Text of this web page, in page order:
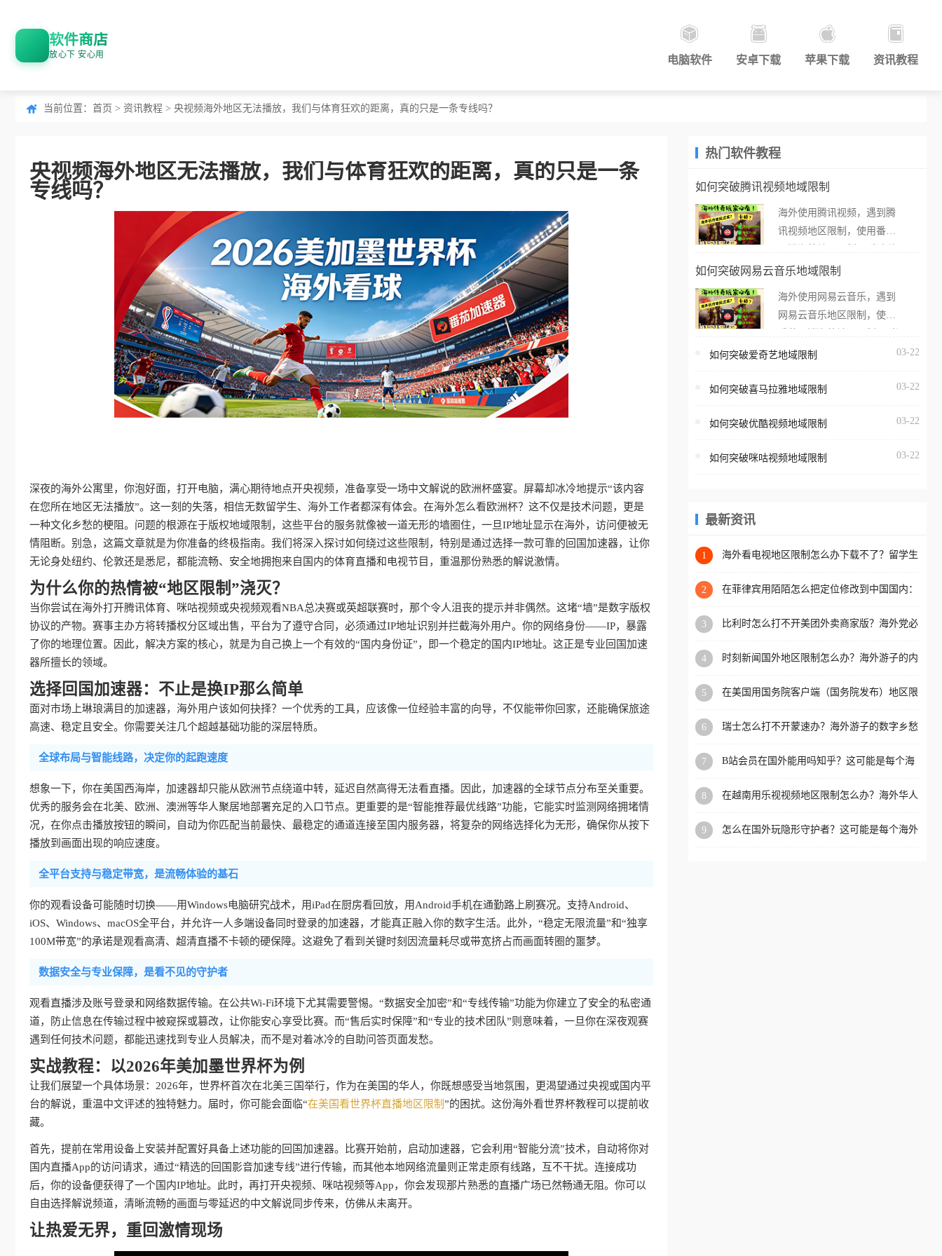
软件商店
放心下 安心用 电脑软件 安卓下载 苹果下载 资讯教程
当前位置： 首页 > 资讯教程 > 央视频海外地区无法播放，我们与体育狂欢的距离，真的只是一条专线吗？
央视频海外地区无法播放，我们与体育狂欢的距离，真的只是一条
专线吗？
深夜的海外公寓里，你泡好面，打开电脑，满心期待地点开央视频，准备享受一场中文解说的欧洲杯盛宴。屏幕却冰冷地提示“该内容
在您所在地区无法播放”。这一刻的失落，相信无数留学生、海外工作者都深有体会。在海外怎么看欧洲杯？这不仅是技术问题，更是
一种文化乡愁的梗阻。问题的根源在于版权地域限制，这些平台的服务就像被一道无形的墙圈住，一旦IP地址显示在海外，访问便被无
情阻断。别急，这篇文章就是为你准备的终极指南。我们将深入探讨如何绕过这些限制，特别是通过选择一款可靠的回国加速器，让你
无论身处纽约、伦敦还是悉尼，都能流畅、安全地拥抱来自国内的体育直播和电视节目，重温那份熟悉的解说激情。
为什么你的热情被“地区限制”浇灭？
当你尝试在海外打开腾讯体育、咪咕视频或央视频观看NBA总决赛或英超联赛时，那个令人沮丧的提示并非偶然。这堵“墙”是数字版权
协议的产物。赛事主办方将转播权分区域出售，平台为了遵守合同，必须通过IP地址识别并拦截海外用户。你的网络身份——IP，暴露
了你的地理位置。因此，解决方案的核心，就是为自己换上一个有效的“国内身份证”，即一个稳定的国内IP地址。这正是专业回国加速
器所擅长的领域。
选择回国加速器：不止是换IP那么简单
面对市场上琳琅满目的加速器，海外用户该如何抉择？一个优秀的工具，应该像一位经验丰富的向导，不仅能带你回家，还能确保旅途
高速、稳定且安全。你需要关注几个超越基础功能的深层特质。
全球布局与智能线路，决定你的起跑速度
想象一下，你在美国西海岸，加速器却只能从欧洲节点绕道中转，延迟自然高得无法看直播。因此，加速器的全球节点分布至关重要。
优秀的服务会在北美、欧洲、澳洲等华人聚居地部署充足的入口节点。更重要的是“智能推荐最优线路”功能，它能实时监测网络拥堵情
况，在你点击播放按钮的瞬间，自动为你匹配当前最快、最稳定的通道连接至国内服务器，将复杂的网络选择化为无形，确保你从按下
播放到画面出现的响应速度。
全平台支持与稳定带宽，是流畅体验的基石
你的观看设备可能随时切换——用Windows电脑研究战术，用iPad在厨房看回放，用Android手机在通勤路上刷赛况。支持Android、
iOS、Windows、macOS全平台，并允许一人多端设备同时登录的加速器，才能真正融入你的数字生活。此外，“稳定无限流量”和“独享
100M带宽”的承诺是观看高清、超清直播不卡顿的硬保障。这避免了看到关键时刻因流量耗尽或带宽挤占而画面转圈的噩梦。
数据安全与专业保障，是看不见的守护者
观看直播涉及账号登录和网络数据传输。在公共Wi-Fi环境下尤其需要警惕。“数据安全加密”和“专线传输”功能为你建立了安全的私密通
道，防止信息在传输过程中被窥探或篡改，让你能安心享受比赛。而“售后实时保障”和“专业的技术团队”则意味着，一旦你在深夜观赛
遇到任何技术问题，都能迅速找到专业人员解决，而不是对着冰冷的自助问答页面发愁。
实战教程：以2026年美加墨世界杯为例
让我们展望一个具体场景：2026年，世界杯首次在北美三国举行，作为在美国的华人，你既想感受当地氛围，更渴望通过央视或国内平
台的解说，重温中文评述的独特魅力。届时，你可能会面临“在美国看世界杯直播地区限制”的困扰。这份海外看世界杯教程可以提前收
藏。
首先，提前在常用设备上安装并配置好具备上述功能的回国加速器。比赛开始前，启动加速器，它会利用“智能分流”技术，自动将你对
国内直播App的访问请求，通过“精选的回国影音加速专线”进行传输，而其他本地网络流量则正常走原有线路，互不干扰。连接成功
后，你的设备便获得了一个国内IP地址。此时，再打开央视频、咪咕视频等App，你会发现那片熟悉的直播广场已然畅通无阻。你可以
自由选择解说频道，清晰流畅的画面与零延迟的中文解说同步传来，仿佛从未离开。
让热爱无界，重回激情现场
热门软件教程
如何突破腾讯视频地域限制
海外使用腾讯视频，遇到腾
讯视频地区限制，使用番茄
外打开腾讯视频，却突然弹
地区无法播放”的提示语。
海外用户如香港、澳门、台
亚、欧洲等国家和地区时，
台一样，出现地区及版权限
地区播放。 遇到这个问题的
区工作、留学、定居等，都
权限制所困扰。
如何突破网易云音乐地域限制
海外使用网易云音乐，遇到
网易云音乐地区限制，使用
在海外打开网易云音乐，却
所在的地区无法播放”的提示
门、台湾、美国、加拿大、
区时，网易云音乐也会像其
回国加速器，即可解决「海
版权限制」的问题，无论人
国、加拿大、澳大利亚、欧
学、定居等，都可以使用，
扰。
如何突破爱奇艺地域限制 03-22
如何突破喜马拉雅地域限制 03-22
如何突破优酷视频地域限制 03-22
如何突破咪咕视频地域限制 03-22
最新资讯
1
海外看电视地区限制怎么办下载不了？留学生
2
在菲律宾用陌陌怎么把定位修改到中国国内：
3
比利时怎么打不开美团外卖商家版？海外党必
4
时刻新闻国外地区限制怎么办？海外游子的内
5
在美国用国务院客户端（国务院发布）地区限
6
瑞士怎么打不开蒙速办？海外游子的数字乡愁
7
B站会员在国外能用吗知乎？这可能是每个海
8
在越南用乐视视频地区限制怎么办？海外华人
9
怎么在国外玩隐形守护者？这可能是每个海外